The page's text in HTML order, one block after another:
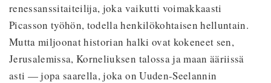
renessanssitaiteilija, joka vaikutti voimakkaasti
Picasson työhön, todella henkilökohtaisen helluntain.
Mutta miljoonat historian halki ovat kokeneet sen,
Jerusalemissa, Korneliuksen talossa ja maan ääriissä
asti — jopa saarella, joka on Uuden-Seelannin